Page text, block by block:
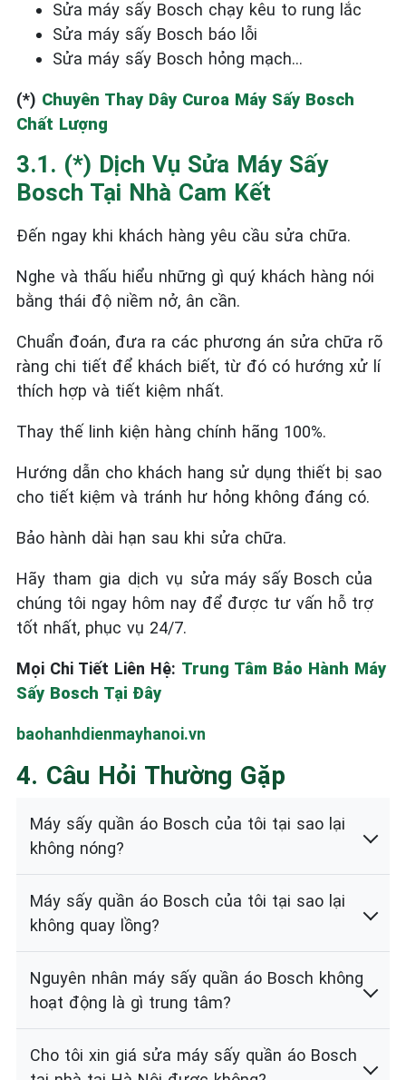
Sửa máy sấy Bosch chạy kêu to rung lắc
Sửa máy sấy Bosch báo lỗi
Sửa máy sấy Bosch hỏng mạch…
(*) Chuyên Thay Dây Curoa Máy Sấy Bosch
Chất Lượng
3.1. (*) Dịch Vụ Sửa Máy Sấy
Bosch Tại Nhà Cam Kết
Đến ngay khi khách hàng yêu cầu sửa chữa.
Nghe và thấu hiểu những gì quý khách hàng nói
bằng thái độ niềm nở, ân cần.
Chuẩn đoán, đưa ra các phương án sửa chữa rõ
ràng chi tiết để khách biết, từ đó có hướng xử lí
thích hợp và tiết kiệm nhất.
Thay thế linh kiện hàng chính hãng 100%.
Hướng dẫn cho khách hang sử dụng thiết bị sao
cho tiết kiệm và tránh hư hỏng không đáng có.
Bảo hành dài hạn sau khi sửa chữa.
Hãy tham gia dịch vụ sửa máy sấy Bosch của
chúng tôi ngay hôm nay để được tư vấn hỗ trợ
tốt nhất, phục vụ 24/7.
Mọi Chi Tiết Liên Hệ: Trung Tâm Bảo Hành Máy
Sấy Bosch Tại Đây
baohanhdienmayhanoi.vn
4. Câu Hỏi Thường Gặp
Máy sấy quần áo Bosch của tôi tại sao lại
không nóng?
Máy sấy quần áo Bosch của tôi tại sao lại
không quay lồng?
Nguyên nhân máy sấy quần áo Bosch không
hoạt động là gì trung tâm?
Cho tôi xin giá sửa máy sấy quần áo Bosch